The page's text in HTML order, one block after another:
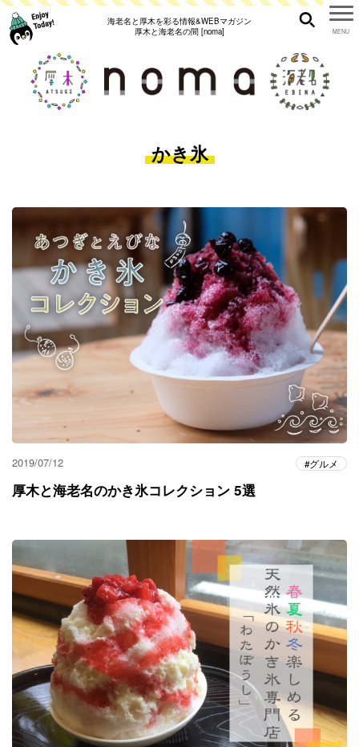
海老名と厚木を彩る情報&WEBマガジン
厚木と海老名の間 [noma]
かき氷
2019/07/12 グルメ
厚木と海老名のかき氷コレクション 5選